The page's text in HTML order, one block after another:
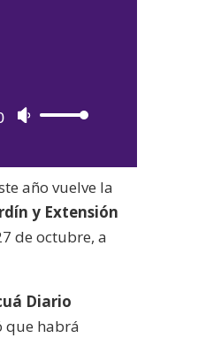
Utiliza
teclas
de
flecha
arriba/abajo
aumentar
año vuelve la
y Extensión
de octubre, a
Diario
que habrá